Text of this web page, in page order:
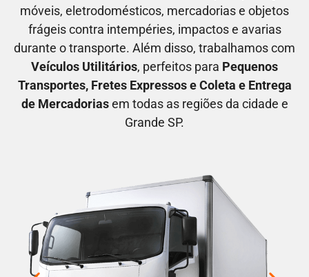
móveis, eletrodomésticos, mercadorias e objetos
frágeis contra intempéries, impactos e avarias
durante o transporte. Além disso, trabalhamos com
Veículos Utilitários, perfeitos para Pequenos
Transportes, Fretes Expressose Coleta e Entrega
de Mercadoriasem todas as regiões da cidade e
Grande SP.